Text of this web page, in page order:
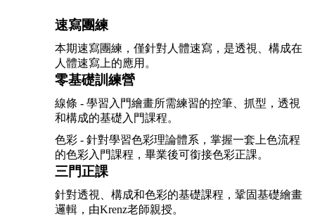
速寫團練
本期速寫團練，僅針對人體速寫，是透視、構成在
人體速寫上的應用。
零基礎訓練營
線條 - 學習入門繪畫所需練習的控筆、抓型，透視
和構成的基礎入門課程。
色彩 - 針對學習色彩理論體系，掌握一套上色流程
的色彩入門課程，畢業後可銜接色彩正課。
三門正課
針對透視、構成和色彩的基礎課程，鞏固基礎繪畫
邏輯，由Krenz老師親授。